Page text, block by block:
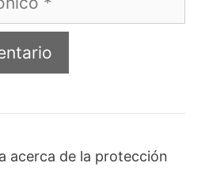
acerca de la protección